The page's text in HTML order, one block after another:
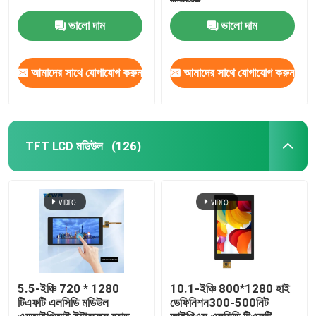
আমাদের সম্বন্ধে
ভালো দাম
আমাদের সাথে যোগাযোগ করুন
ভালো দাম
আমাদের সাথে যোগাযোগ করুন
TFT LCD মডিউল (126)
5.5-ইঞ্চি 720 * 1280
টিএফটি এলসিডি মডিউল
10.1-ইঞ্চি 800*1280 হাই
ডেফিনিশন300-500নিট